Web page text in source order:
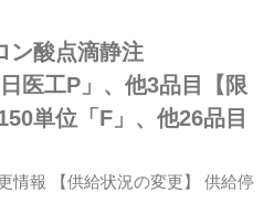
ン酸点滴静注
医工P」、他3品目【限
単位「F」、他26品目
情報 【供給状況の変更】 供給停